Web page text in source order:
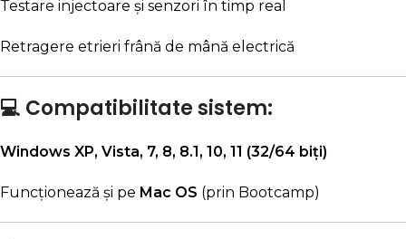
Testare injectoare și senzori în timp real
Retragere etrieri frână de mână electrică
💻 Compatibilitate sistem:
Windows XP, Vista, 7, 8, 8.1, 10, 11 (32/64 biți)
Funcționează și pe Mac OS (prin Bootcamp)